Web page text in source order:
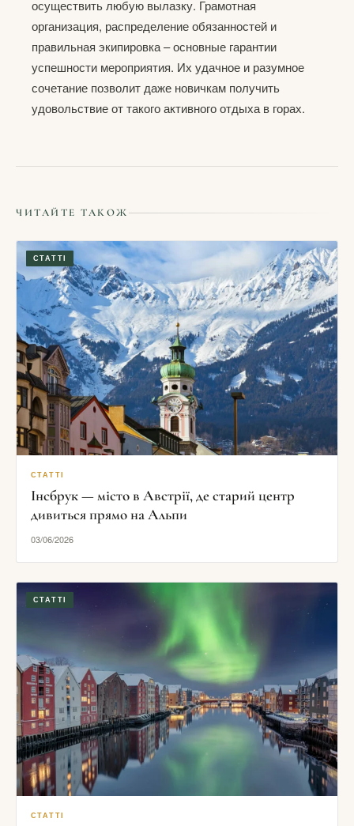
осуществить любую вылазку. Грамотная
организация, распределение обязанностей и
правильная экипировка – основные гарантии
успешности мероприятия. Их удачное и разумное
сочетание позволит даже новичкам получить
удовольствие от такого активного отдыха в горах.
ЧИТАЙТЕ ТАКОЖ
СТАТТІ
СТАТТІ
Інсбрук — місто в Австрії, де старий центр
дивиться прямо на Альпи
03/06/2026
СТАТТІ
СТАТТІ